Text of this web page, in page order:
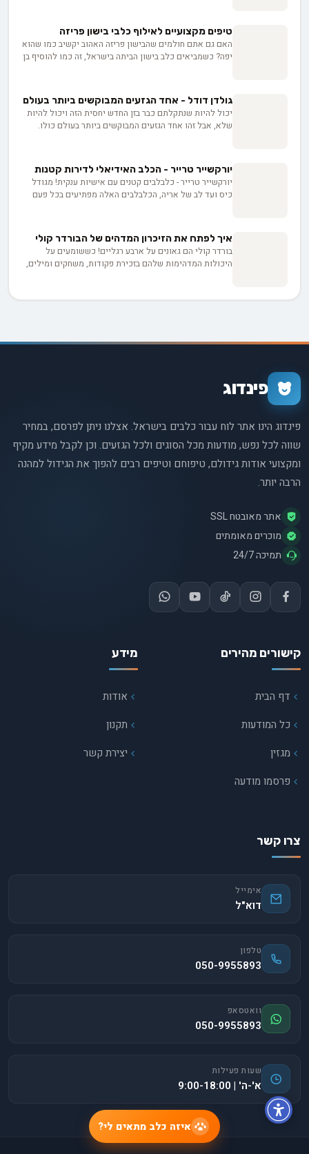
הלברדודל צבר פופולאריות גדולה בקרב משפחות עם ילדים
ששמחו לאמץ כלב מלא חיים ושמחה שאיננו שברירי ועדין
כמו רוב הגזעים הקטנים ואינו זקוק לשגרת טיפוח יקרה.
והאופי החברותי, הוא יכול להיות בן הלוויה מושלם למשפחה
שלכם. בואו נצלול פנימה ונגלה מה הופך את הבולדוג הצרפתי
לכל כך מיוחד, ואיך תוכלו לדאוג לו בצורה הטובה ביותר.
מוכנים לפגוש את החבר הכי טוב של האדם?
טיפים מקצועיים לאילוף כלבי בישון פריזה
האם גם אתם חולמים שהבישון פריזה האהוב יקשיב כמו שהוא
יפה? כשמביאים כלב בישון הביתה בישראל, זה כמו להוסיף בן
יכולות למידה, בין אם אתם גרים בדירה בתל אביב או בבית
בגליל. מוכנים לגלות את הסודות לבישון מאושר ומאולף
בסביבה הישראלית?
גולדן דודל - אחד הגזעים המבוקשים ביותר בעולם
יכול להיות שנתקלתם כבר בזן החדש יחסית הזה ויכול להיות
שלא, אבל זהו אחד הגזעים המבוקשים ביותר בעולם כולו.
מאד מבחינת הצבע ואופי נוח וצייתני במיוחד המשלב את
התכונות הטובות של הוריו לכלב שעשועים אידיאלי. הוא
מוגדר ככלב אוסטרלי - אמריקאי בשל שיתוף הפעולה בין שתי
היבשות ביצירת הגזע והפך פופולרי מאד בשתיהן בתקופת זמן
יורקשייר טרייר - הכלב האידיאלי לדירות קטנות
יורקשייר טרייר - כלבלבים קטנים עם אישיות ענקית! מגודל
כיס ועד לב של אריה, הכלבלבים האלה מפתיעים בכל פעם
היורקים!
איך לפתח את הזיכרון המדהים של הבורדר קולי
בורדר קולי הם גאונים על ארבע רגליים! כששומעים על
היכולות המדהימות שלהם בזכירת פקודות, משחקים ומילים,
בעבר שלהם כרועי צאן. בואו נגלה איך מטפחים את המוח
פינדוג
פינדוג הינו אתר לוח עבור כלבים בישראל. אצלנו ניתן לפרסם, במחיר
שווה לכל נפש, מודעות מכל הסוגים ולכל הגזעים. וכן לקבל מידע מקיף
ומקצועי אודות גידולם, טיפוחם וטיפים רבים להפוך את הגידול למהנה
הרבה יותר.
אתר מאובטח SSL
מוכרים מאומתים
תמיכה 24/7
קישורים מהירים
דף הבית
כל המודעות
מגזין
פרסמו מודעה
מידע
אודות
תקנון
יצירת קשר
צרו קשר
אימייל
דוא"ל
טלפון
050-9955893
וואטסאפ
050-9955893
שעות פעילות
א'-ה' | 9:00-18:00
איזה כלב מתאים לי?